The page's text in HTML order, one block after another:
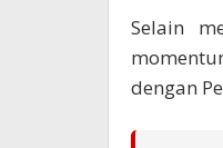
Selain
dengan